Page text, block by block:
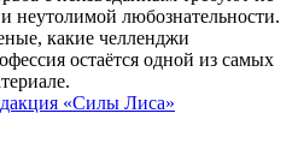
неутолимой любознательности.
какие челленджи
остаётся одной из самых
«Силы Лиса»